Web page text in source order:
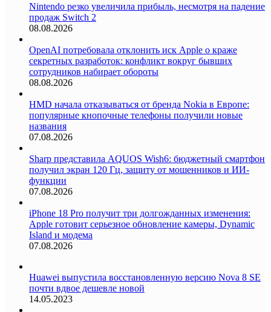
Nintendo резко увеличила прибыль, несмотря на падение
продаж Switch 2
08.08.2026
OpenAI потребовала отклонить иск Apple о краже
секретных разработок: конфликт вокруг бывших
сотрудников набирает обороты
08.08.2026
HMD начала отказываться от бренда Nokia в Европе:
популярные кнопочные телефоны получили новые
названия
07.08.2026
Sharp представила AQUOS Wish6: бюджетный смартфон
получил экран 120 Гц, защиту от мошенников и ИИ-
функции
07.08.2026
iPhone 18 Pro получит три долгожданных изменения:
Apple готовит серьезное обновление камеры, Dynamic
Island и модема
07.08.2026
Huawei выпустила восстановленную версию Nova 8 SE
почти вдвое дешевле новой
14.05.2023